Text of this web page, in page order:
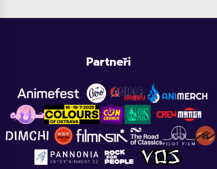
Partneři